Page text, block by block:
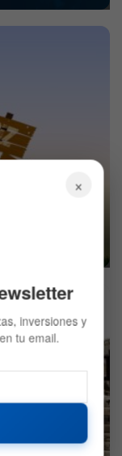
a
×
inversiones y
tu email.